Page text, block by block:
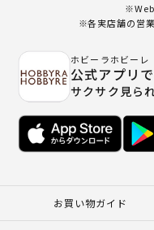
※Web
※各実店舗の営
ホビーラホビーレ
公式アプリ
サクサク見ら
お買い物ガイド